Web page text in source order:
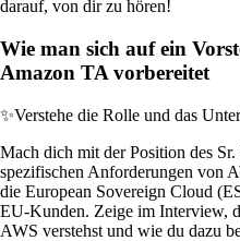
darauf, von dir zu hören!
Wie man sich auf ein
Amazon TA vorbereitet
✨Verstehe die Rolle und das
Mach dich mit der Position des
spezifischen Anforderungen von
die European Sovereign Cloud
EU-Kunden. Zeige im Interview,
AWS verstehst und wie du dazu